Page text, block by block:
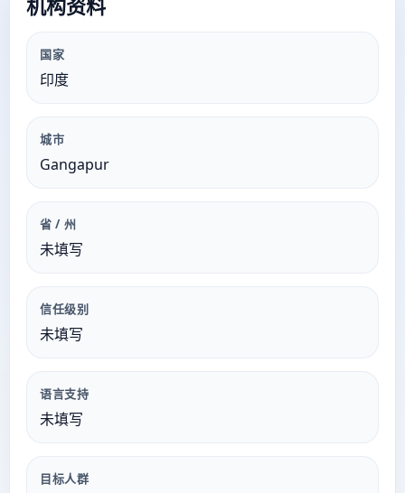
机构资料
国家
印度
城市
Gangapur
省 / 州
未填写
信任级别
未填写
语言支持
未填写
目标人群